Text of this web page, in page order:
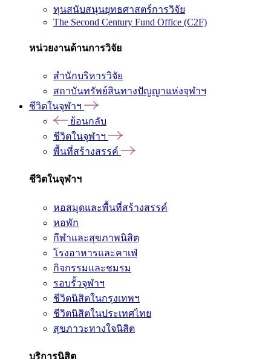
ทุนสนับสนุนยุทธศาสตร์การวิจัย
The Second Century Fund Office (C2F)
หน่วยงานด้านการวิจัย
สำนักบริหารวิจัย
สถาบันทรัพย์สินทางปัญญาแห่งจุฬาฯ
ชีวิตในจุฬาฯ
ย้อนกลับ
ชีวิตในจุฬาฯ
พื้นที่สร้างสรรค์
ชีวิตในจุฬาฯ
หอสมุดและพื้นที่สร้างสรรค์
หอพัก
กีฬาและสุขภาพนิสิต
โรงอาหารและคาเฟ่
กิจกรรมและชมรม
รอบรั้วจุฬาฯ
ชีวิตนิสิตในกรุงเทพฯ
ชีวิตนิสิตในประเทศไทย
สุขภาวะทางใจนิสิต
บริการนิสิต